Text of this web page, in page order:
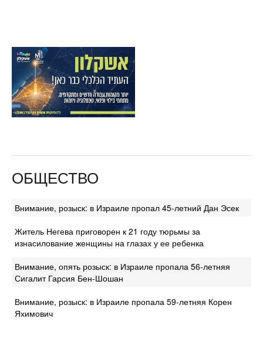
ОБЩЕСТВО
Внимание, розыск: в Израиле пропал 45-летний Дан Эсек
Житель Негева приговорен к 21 году тюрьмы за
изнасилование женщины на глазах у ее ребенка
Внимание, опять розыск: в Израиле пропала 56-летняя
Сигалит Гарсия Бен-Шошан
Внимание, розыск: в Израиле пропала 59-летняя Корен
Яхимович